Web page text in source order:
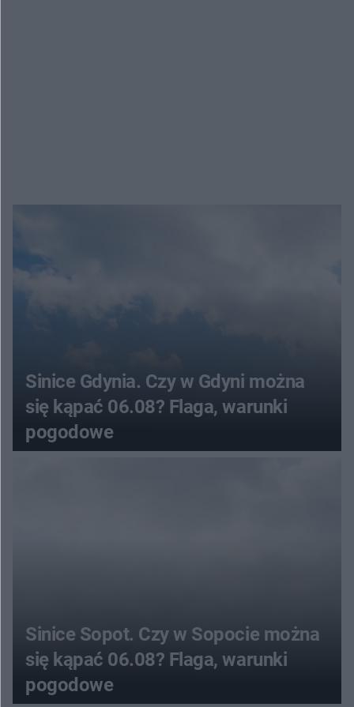
Sinice Gdynia. Czy w Gdyni można
się kąpać 06.08? Flaga, warunki
pogodowe
Sinice Sopot. Czy w Sopocie można
się kąpać 06.08? Flaga, warunki
pogodowe